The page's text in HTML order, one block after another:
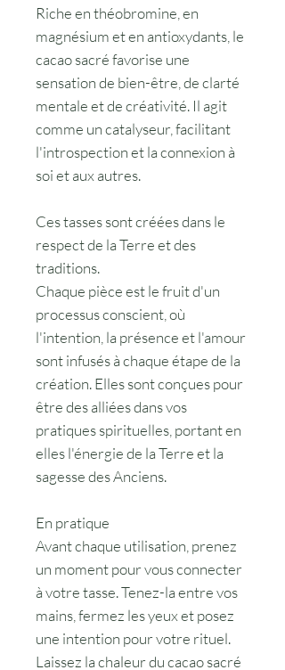
Riche en théobromine, en
magnésium et en antioxydants, le
cacao sacré favorise une
sensation de bien-être, de clarté
mentale et de créativité. Il agit
comme un catalyseur, facilitant
l'introspection et la connexion à
soi et aux autres.
Ces tasses sont créées dans le
respect de la Terre et des
traditions.
Chaque pièce est le fruit d'un
processus conscient, où
l'intention, la présence et l'amour
sont infusés à chaque étape de la
création. Elles sont conçues pour
être des alliées dans vos
pratiques spirituelles, portant en
elles l'énergie de la Terre et la
sagesse des Anciens.
En pratique
Avant chaque utilisation, prenez
un moment pour vous connecter
à votre tasse. Tenez-la entre vos
mains, fermez les yeux et posez
une intention pour votre rituel.
Laissez la chaleur du cacao sacré